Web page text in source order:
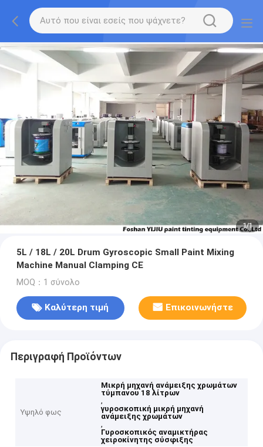
1/1
5L / 18L / 20L Drum Gyroscopic Small Paint Mixing
Machine Manual Clamping CE
MOQ：1 σύνολο
Καλύτερη τιμή Επικοινωνήστε
Περιγραφή Προϊόντων
Υψηλό φως
Μικρή μηχανή ανάμειξης χρωμάτων
τύμπανου 18 λίτρων
,
γυροσκοπική μικρή μηχανή
ανάμειξης χρωμάτων
,
Γυροσκοπικός αναμικτήρας
χειροκίνητης σύσφιξης